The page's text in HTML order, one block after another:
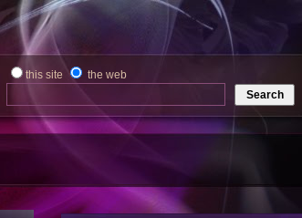
this site the web